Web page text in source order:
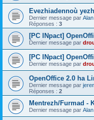
Evezhiadennoù
Dernier message par
Réponses : 3
[PC INpact]
Dernier message par
[PC INpact]
Dernier message par
OpenOffice 2.0 ha
Dernier message par
Réponses : 2
Mentrezh/Furmad -
Dernier message par